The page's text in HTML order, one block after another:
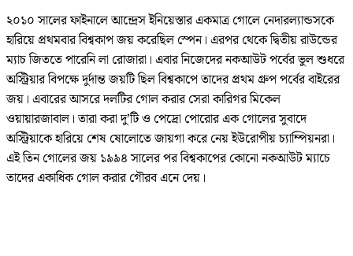
২০১০ সালের ফাইনালে আন্দ্রেস ইনিয়েস্তার একমাত্র গোলে নেদারল্যান্ডসকে
হারিয়ে প্রথমবার বিশ্বকাপ জয় করেছিল স্পেন। এরপর থেকে দ্বিতীয় রাউন্ডের
ম্যাচ জিততে পারেনি লা রোজারা। এবার নিজেদের নকআউট পর্বের ভুল শুধরে
অস্ট্রিয়ার বিপক্ষে দুর্দান্ত জয়টি ছিল বিশ্বকাপে তাদের প্রথম গ্রুপ পর্বের বাইরের
জয়। এবারের আসরে দলটির গোল করার সেরা কারিগর মিকেল
ওয়ায়ারজাবাল। তারা করা দু’টি ও পেদ্রো পোরোর এক গোলের সুবাদে
অস্ট্রিয়াকে হারিয়ে শেষ ষোলোতে জায়গা করে নেয় ইউরোপীয় চ্যাম্পিয়নরা।
এই তিন গোলের জয় ১৯৯৪ সালের পর বিশ্বকাপের কোনো নকআউট ম্যাচে
তাদের একাধিক গোল করার গৌরব এনে দেয়।